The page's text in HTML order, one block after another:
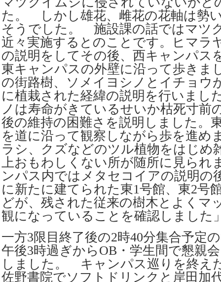
た。 しかし雄花、雌花の花軸は勢
そうでした。 施設課の話ではマツ
近々実施するとのことです。ヒマラ
の説明をしてその後、西キャンパス
東キャンパスの外壁に沿って歩き
の街路樹、ソメイヨシノとイチョウ
に植栽された経緯の説明を行いま
ノは寿命がきているせいか枯死寸前
後の維持の困難さを説明しました。
を道に沿って観察しながら歩を進
ラシ、クズなどのツル植物をはじめ
上おもわしくない所が随所に見ら
ンパス内ではメタセコイアの説明の
に新たに建てられた東1号館、東2号
どが、残された従来の樹木とよくマ
観になっていることを確認しました
一方3限目終了後の2時40分集合予定
午後3時過ぎからOB・学生間で懇親
しました。 キャンパス巡りを終え
佐野書院でソフトドリンクと岸田加